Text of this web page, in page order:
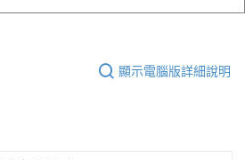
顯示電腦版詳細說明